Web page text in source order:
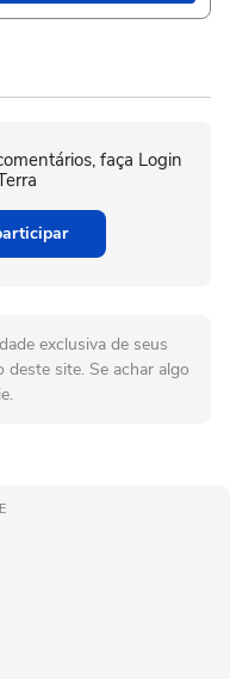
faça Login
exclusiva de seus
deste site. Se achar algo